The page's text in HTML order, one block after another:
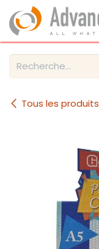
Se rendre au contenu
Tous les produits